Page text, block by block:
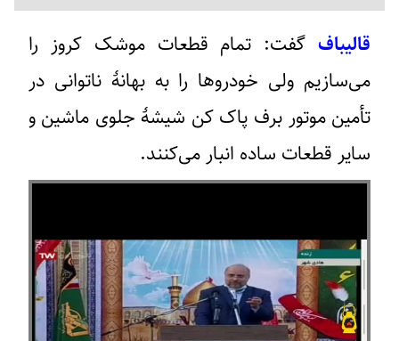
قالیباف گفت: تمام قطعات موشک کروز را
می‌سازیم ولی خودروها را به بهانۀ ناتوانی در
تأمین موتور برف پاک کن شیشۀ جلوی ماشین و
سایر قطعات ساده انبار می‌کنند.